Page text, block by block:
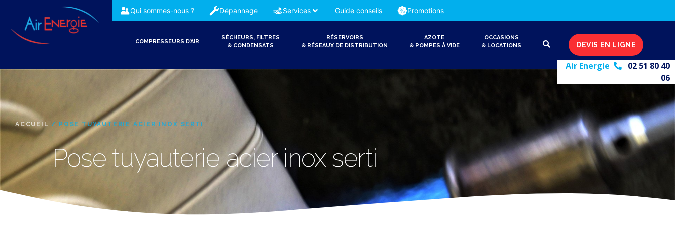
Qui sommes-nous ? Dépannage Services Guide conseils Promotions
COMPRESSEURS D’AIR
SÉCHEURS, FILTRES
& CONDENSATS
RÉSERVOIRS
& RÉSEAUX DE DISTRIBUTION
AZOTE
& POMPES À VIDE
OCCASIONS
& LOCATIONS
DEVIS EN LIGNE
Air Energie
02 51 80 40
06
ACCUEIL / POSE TUYAUTERIE ACIER INOX SERTI
Pose tuyauterie acier inox serti